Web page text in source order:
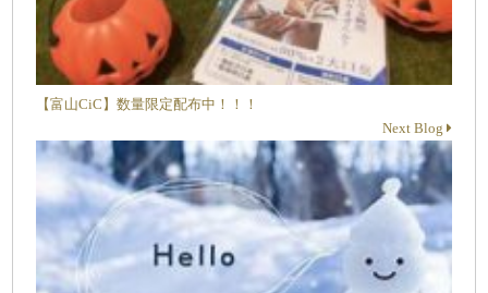
【富山CiC】数量限定配布中！！！
Next Blog